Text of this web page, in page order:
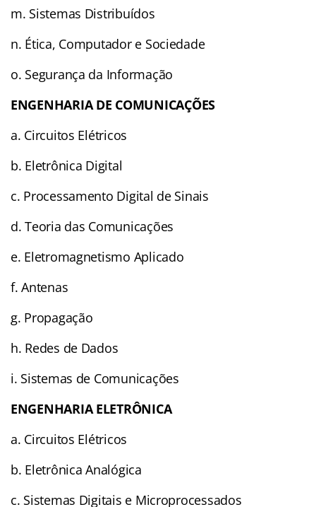
m. Sistemas Distribuídos
n. Ética, Computador e Sociedade
o. Segurança da Informação
ENGENHARIA DE COMUNICAÇÕES
a. Circuitos Elétricos
b. Eletrônica Digital
c. Processamento Digital de Sinais
d. Teoria das Comunicações
e. Eletromagnetismo Aplicado
f. Antenas
g. Propagação
h. Redes de Dados
i. Sistemas de Comunicações
ENGENHARIA ELETRÔNICA
a. Circuitos Elétricos
b. Eletrônica Analógica
c. Sistemas Digitais e Microprocessados